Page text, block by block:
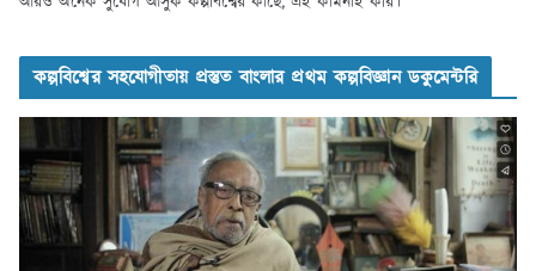
কল্পবিশ্বের সহযোগীতায় প্রস্তুত বাংলার প্রথম কল্পবিজ্ঞান ডকুমেন্টরি